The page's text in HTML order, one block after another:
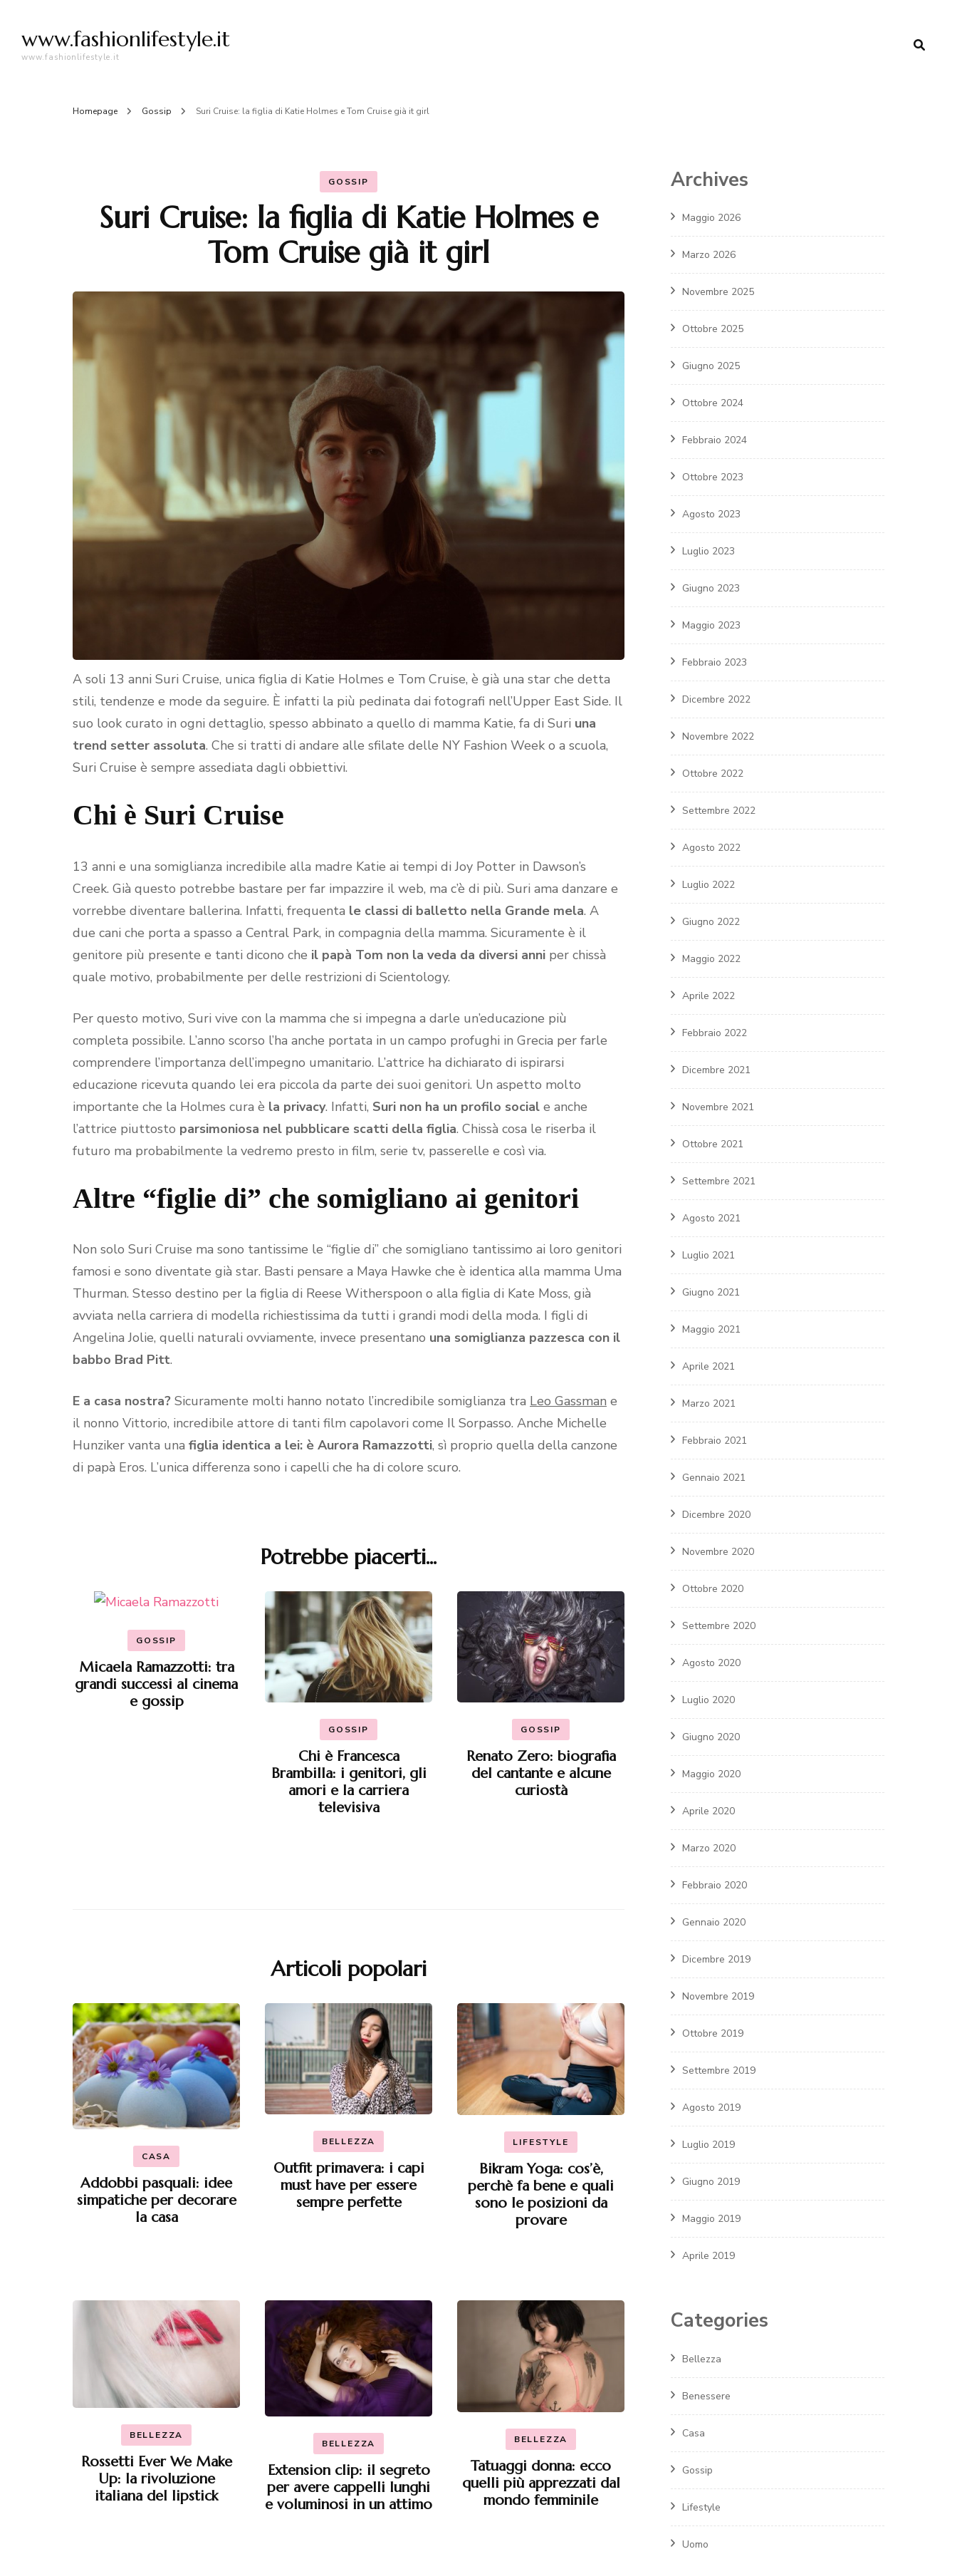
www.fashionlifestyle.it
www.fashionlifestyle.it
Homepage Gossip Suri Cruise: la figlia di Katie Holmes e Tom Cruise già it girl
GOSSIP
Suri Cruise: la figlia di Katie Holmes e
Tom Cruise già it girl
A soli 13 anni Suri Cruise, unica figlia di Katie Holmes e Tom Cruise, è già una star che detta
stili, tendenze e mode da seguire. È infatti la più pedinata dai fotografi nell’Upper East Side. Il
suo look curato in ogni dettaglio, spesso abbinato a quello di mamma Katie, fa di Suri una
trend setter assoluta. Che si tratti di andare alle sfilate delle NY Fashion Week o a scuola,
Suri Cruise è sempre assediata dagli obbiettivi.
Chi è Suri Cruise
13 anni e una somiglianza incredibile alla madre Katie ai tempi di Joy Potter in Dawson’s
Creek. Già questo potrebbe bastare per far impazzire il web, ma c’è di più. Suri ama danzare e
vorrebbe diventare ballerina. Infatti, frequenta le classi di balletto nella Grande mela. A
due cani che porta a spasso a Central Park, in compagnia della mamma. Sicuramente è il
genitore più presente e tanti dicono che il papà Tom non la veda da diversi anni per chissà
quale motivo, probabilmente per delle restrizioni di Scientology.
Per questo motivo, Suri vive con la mamma che si impegna a darle un’educazione più
completa possibile. L’anno scorso l’ha anche portata in un campo profughi in Grecia per farle
comprendere l’importanza dell’impegno umanitario. L’attrice ha dichiarato di ispirarsi
educazione ricevuta quando lei era piccola da parte dei suoi genitori. Un aspetto molto
importante che la Holmes cura è la privacy. Infatti, Suri non ha un profilo social e anche
l’attrice piuttosto parsimoniosa nel pubblicare scatti della figlia. Chissà cosa le riserba il
futuro ma probabilmente la vedremo presto in film, serie tv, passerelle e così via.
Altre “figlie di” che somigliano ai genitori
Non solo Suri Cruise ma sono tantissime le “figlie di” che somigliano tantissimo ai loro genitori
famosi e sono diventate già star. Basti pensare a Maya Hawke che è identica alla mamma Uma
Thurman. Stesso destino per la figlia di Reese Witherspoon o alla figlia di Kate Moss, già
avviata nella carriera di modella richiestissima da tutti i grandi modi della moda. I figli di
Angelina Jolie, quelli naturali ovviamente, invece presentano una somiglianza pazzesca con il
babbo Brad Pitt.
E a casa nostra? Sicuramente molti hanno notato l’incredibile somiglianza tra Leo Gassman e
il nonno Vittorio, incredibile attore di tanti film capolavori come Il Sorpasso. Anche Michelle
Hunziker vanta una figlia identica a lei: è Aurora Ramazzotti, sì proprio quella della canzone
di papà Eros. L’unica differenza sono i capelli che ha di colore scuro.
Potrebbe piacerti...
GOSSIP
Micaela Ramazzotti: tra
grandi successi al cinema
e gossip
GOSSIP
Chi è Francesca
Brambilla: i genitori, gli
amori e la carriera
televisiva
GOSSIP
Renato Zero: biografia
del cantante e alcune
curiostà
Articoli popolari
CASA
Addobbi pasquali: idee
simpatiche per decorare
la casa
BELLEZZA
Outfit primavera: i capi
must have per essere
sempre perfette
LIFESTYLE
Bikram Yoga: cos’è,
perchè fa bene e quali
sono le posizioni da
provare
BELLEZZA
Rossetti Ever We Make
Up: la rivoluzione
italiana del lipstick
BELLEZZA
Extension clip: il segreto
per avere cappelli lunghi
e voluminosi in un attimo
BELLEZZA
Tatuaggi donna: ecco
quelli più apprezzati dal
mondo femminile
Archives
Maggio 2026
Marzo 2026
Novembre 2025
Ottobre 2025
Giugno 2025
Ottobre 2024
Febbraio 2024
Ottobre 2023
Agosto 2023
Luglio 2023
Giugno 2023
Maggio 2023
Febbraio 2023
Dicembre 2022
Novembre 2022
Ottobre 2022
Settembre 2022
Agosto 2022
Luglio 2022
Giugno 2022
Maggio 2022
Aprile 2022
Febbraio 2022
Dicembre 2021
Novembre 2021
Ottobre 2021
Settembre 2021
Agosto 2021
Luglio 2021
Giugno 2021
Maggio 2021
Aprile 2021
Marzo 2021
Febbraio 2021
Gennaio 2021
Dicembre 2020
Novembre 2020
Ottobre 2020
Settembre 2020
Agosto 2020
Luglio 2020
Giugno 2020
Maggio 2020
Aprile 2020
Marzo 2020
Febbraio 2020
Gennaio 2020
Dicembre 2019
Novembre 2019
Ottobre 2019
Settembre 2019
Agosto 2019
Luglio 2019
Giugno 2019
Maggio 2019
Aprile 2019
Categories
Bellezza
Benessere
Casa
Gossip
Lifestyle
Uomo